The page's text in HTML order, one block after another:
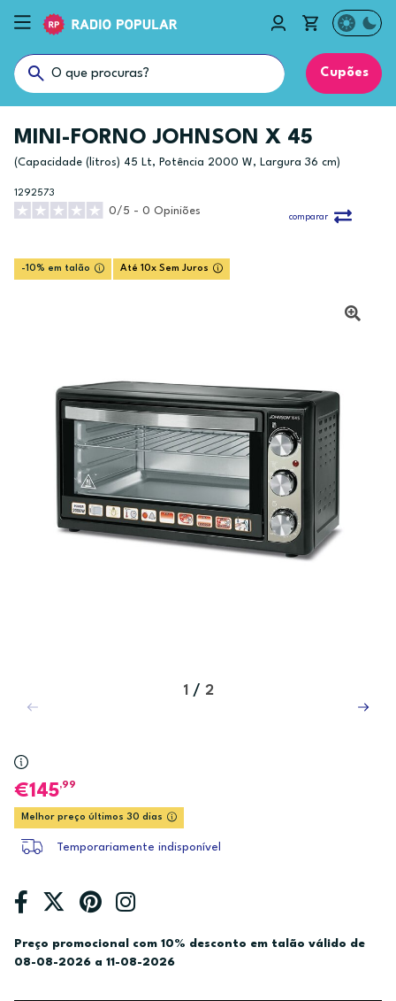
Cupões
MINI-FORNO JOHNSON X 45
(Capacidade (litros) 45 Lt, Potência 2000 W, Largura 36 cm)
1292573
0/5 - 0 Opiniões
comparar
-10% em talão Até 10x Sem Juros
1 / 2
145,99
Melhor preço últimos 30 dias
Temporariamente indisponível
Preço promocional com 10% desconto em talão válido de
08-08-2026 a 11-08-2026